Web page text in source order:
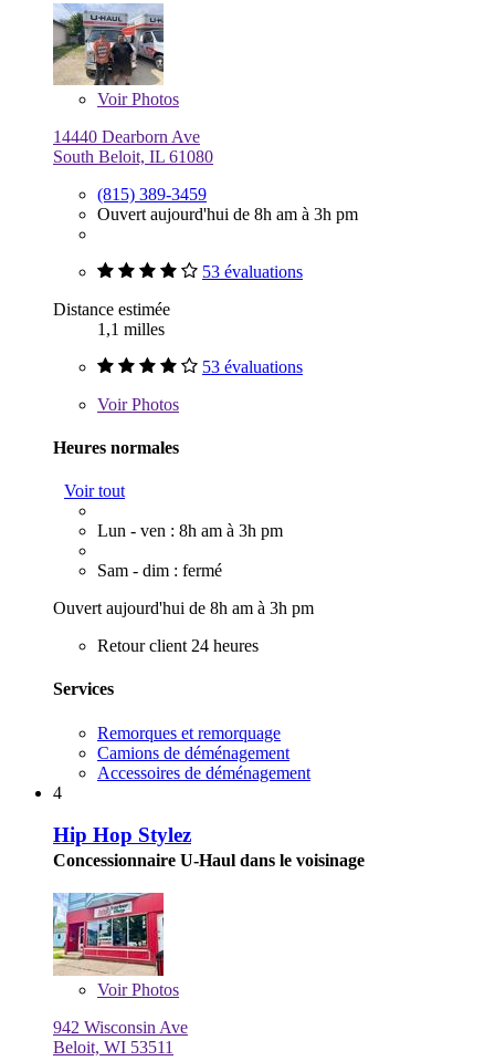
VoirPhotos
14440 Dearborn Ave
South Beloit, IL 61080
(815) 389-3459
Ouvert aujourd'hui de 8h am à 3h pm
53 évaluations
Distance estimée
1,1 milles
53 évaluations
VoirPhotos
Heures normales
Voir tout
Lun - ven : 8h am à 3h pm
Sam - dim : fermé
Ouvert aujourd'hui de 8h am à 3h pm
Retour client 24 heures
Services
Remorques et remorquage
Camions de déménagement
Accessoires de déménagement
4
Hip Hop Stylez
Concessionnaire U-Haul dans le voisinage
VoirPhotos
942 Wisconsin Ave
Beloit, WI 53511